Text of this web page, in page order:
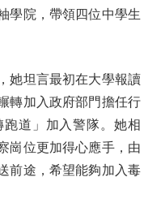
學院，帶領四位中學生
坦言最初在大學報讀
轉加入政府部門擔任行
道」加入警隊。她相
崗位更加得心應手，由
前途，希望能夠加入毒